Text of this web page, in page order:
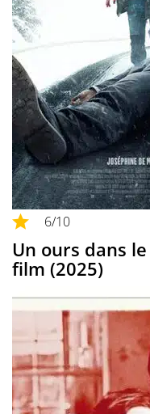
6/10
Un ours dans
film (2025)